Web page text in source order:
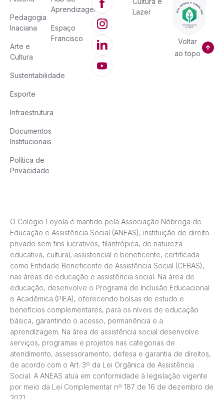
Pedagogia
Inaciana
Arte e
Cultura
Sustentabilidade
Esporte
Infraestrutura
Documentos
Institucionais
Política de
Privacidade
Aprendizagem
Espaço
Francisco
Lazer
Voltar
ao topo
O Colégio Loyola é mantido pela Associação Nóbrega de
Educação e Assistência Social (ANEAS), instituição de direito
privado sem fins lucrativos, filantrópica, de natureza
educativa, cultural, assistencial e beneficente, certificada
como Entidade Beneficente de Assistência Social (CEBAS),
nas áreas de educação e assistência social. Na área de
educação, desenvolve o Programa de Inclusão Educacional
e Acadêmica (PIEA), oferecendo bolsas de estudo e
benefícios complementares, para os níveis de educação
básica, garantindo o acesso, permanência e a
aprendizagem. Na área de assistência social desenvolve
serviços, programas e projetos nas categorias de
atendimento, assessoramento, defesa e garantia de direitos,
de acordo com o Art. 3º da Lei Orgânica de Assistência
Social. A ANEAS atua em conformidade à legislação vigente
por meio da Lei Complementar nº 187 de 16 de dezembro de